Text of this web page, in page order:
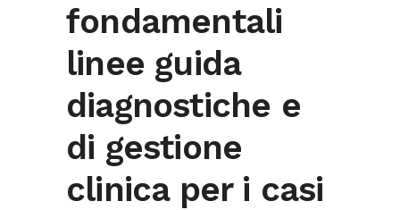
fondamentali
linee guida
diagnostiche e
di gestione
clinica per i casi